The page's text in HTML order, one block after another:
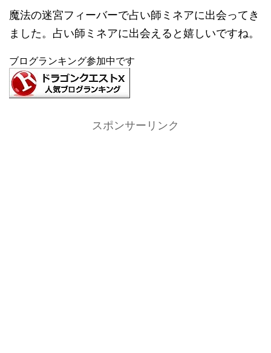
魔法の迷宮フィーバーで占い師ミネアに出会ってき
ました。占い師ミネアに出会えると嬉しいですね。
ブログランキング参加中です
スポンサーリンク